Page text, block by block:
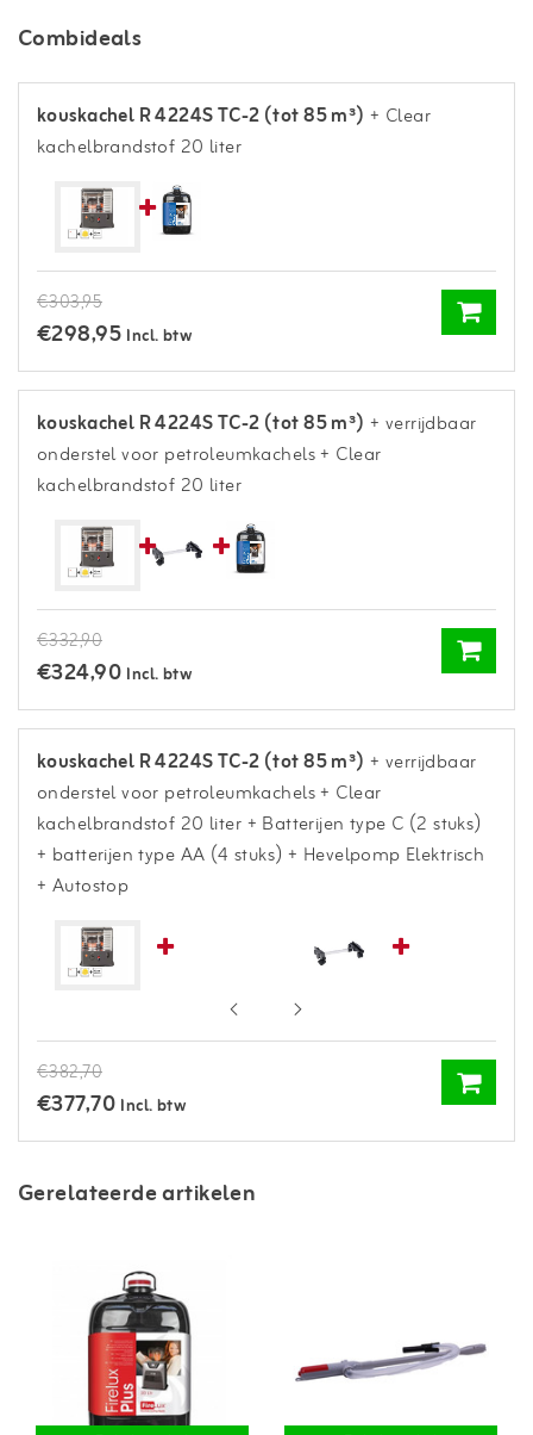
Combideals
kouskachel R 4224S TC-2 (tot 85 m³) + Clear
kachelbrandstof 20 liter
€303,95
€298,95 Incl. btw
kouskachel R 4224S TC-2 (tot 85 m³) + verrijdbaar
onderstel voor petroleumkachels+ Clear
kachelbrandstof 20 liter
€332,90
€324,90 Incl. btw
kouskachel R 4224S TC-2 (tot 85 m³) + verrijdbaar
onderstel voor petroleumkachels+ Clear
kachelbrandstof 20 liter+ Batterijen type C (2 stuks)
+ batterijen type AA (4 stuks) + Hevelpomp Elektrisch
+ Autostop
€382,70
€377,70 Incl. btw
Gerelateerde artikelen